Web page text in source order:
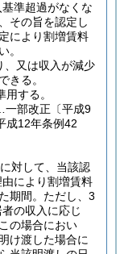
準超過がなくな
その旨を認定し
により割増賃料
。
、又は収入が減少
きる。
する。
部改正〔平成9
成12年条例42
対して、当該認
により割増賃料
期間。ただし、3
者の収入に応じ
この場合におい
け渡した場合に